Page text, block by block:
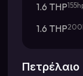
1.6 THP
1.6 THP
Πετρέλαιο